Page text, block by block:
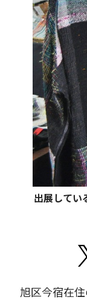
出展してい
旭区今宿在住